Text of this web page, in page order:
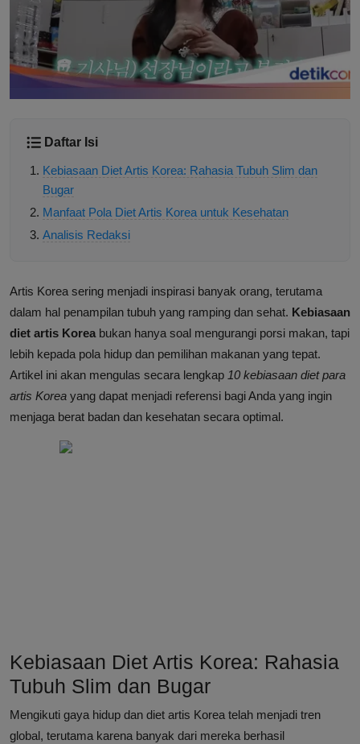
Daftar Isi
Kebiasaan Diet Artis Korea: Rahasia Tubuh Slim dan
Bugar
Manfaat Pola Diet Artis Korea untuk Kesehatan
Analisis Redaksi
Artis Korea sering menjadi inspirasi banyak orang, terutama
dalam hal penampilan tubuh yang ramping dan sehat. Kebiasaan
diet artis Korea bukan hanya soal mengurangi porsi makan, tapi
lebih kepada pola hidup dan pemilihan makanan yang tepat.
Artikel ini akan mengulas secara lengkap 10 kebiasaan diet para
artis Korea yang dapat menjadi referensi bagi Anda yang ingin
menjaga berat badan dan kesehatan secara optimal.
Kebiasaan Diet Artis Korea: Rahasia
Tubuh Slim dan Bugar
Mengikuti gaya hidup dan diet artis Korea telah menjadi tren
global, terutama karena banyak dari mereka berhasil